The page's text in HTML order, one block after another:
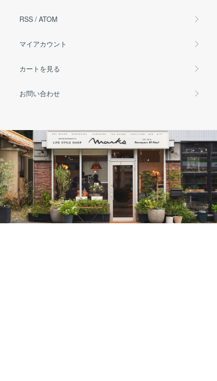
RSS / ATOM
マイアカウント
カートを見る
お問い合わせ